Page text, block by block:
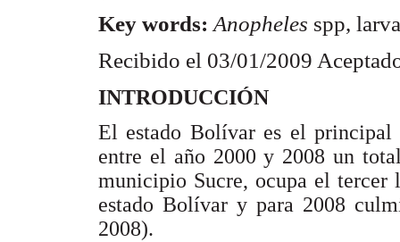
Key words: Anopheles spp,
Recibido el 03/01/2009
INTRODUCCIÓN
El estado Bolívar es el principal
entre el año 2000 y 2008 un
municipio Sucre, ocupa el tercer
estado Bolívar y para 2008
2008).